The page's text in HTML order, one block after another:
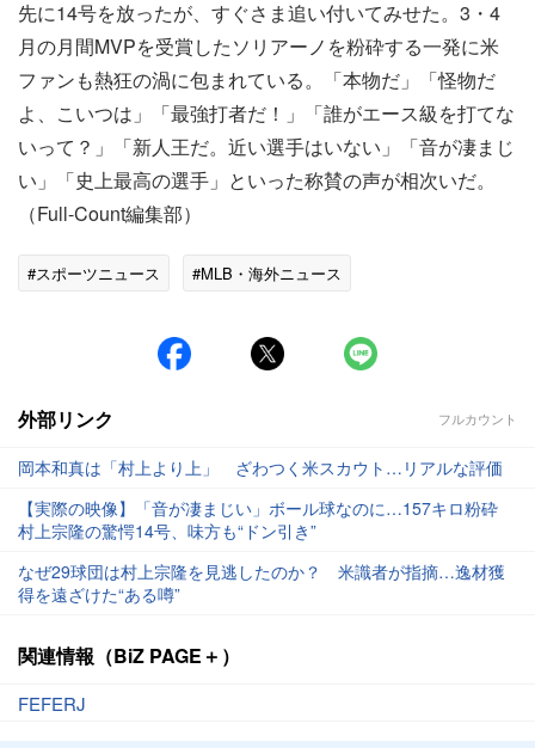
先に14号を放ったが、すぐさま追い付いてみせた。3・4
月の月間MVPを受賞したソリアーノを粉砕する一発に米
ファンも熱狂の渦に包まれている。「本物だ」「怪物だ
よ、こいつは」「最強打者だ！」「誰がエース級を打てな
いって？」「新人王だ。近い選手はいない」「音が凄まじ
い」「史上最高の選手」といった称賛の声が相次いだ。
（Full-Count編集部）
#スポーツニュース #MLB・海外ニュース
外部リンク フルカウント
岡本和真は「村上より上」 ざわつく米スカウト…リアルな評価
【実際の映像】「音が凄まじい」ボール球なのに…157キロ粉砕
村上宗隆の驚愕14号、味方も“ドン引き”
なぜ29球団は村上宗隆を見逃したのか？ 米識者が指摘…逸材獲
得を遠ざけた“ある噂”
関連情報（BiZ PAGE＋）
FEFERJ